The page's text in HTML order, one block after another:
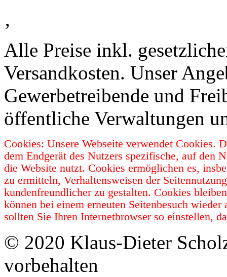
‚
Alle Preise inkl.
Versandkosten. Unser
Gewerbetreibende und
öffentliche Verwaltungen
Cookies: Unsere Webseite verwendet Cookies.
dem Endgerät des Nutzers spezifische, auf den
die Website nutzt. Cookies ermöglichen es,
zu ermitteln, Verhaltensweisen der
kundenfreundlicher zu gestalten. Cookies
können bei einem erneuten Seitenbesuch
sollten Sie Ihren Internetbrowser so einstellen,
© 2020 Klaus-Dieter
vorbehalten